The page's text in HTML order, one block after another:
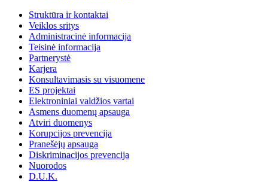
Struktūra ir kontaktai
Veiklos sritys
Administracinė informacija
Teisinė informacija
Partnerystė
Karjera
Konsultavimasis su visuomene
ES projektai
Elektroniniai valdžios vartai
Asmens duomenų apsauga
Atviri duomenys
Korupcijos prevencija
Pranešėjų apsauga
Diskriminacijos prevencija
Nuorodos
D.U.K.